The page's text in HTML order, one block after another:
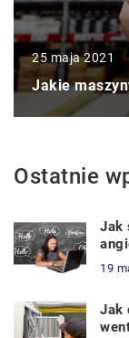
25 maja 2021
Jakie
Ostatnie
Jak
19
Jak